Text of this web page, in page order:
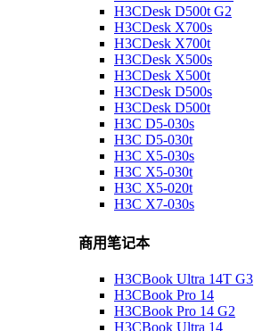
H3CDesk D500t G2
H3CDesk X700s
H3CDesk X700t
H3CDesk X500s
H3CDesk X500t
H3CDesk D500s
H3CDesk D500t
H3C D5-030s
H3C D5-030t
H3C X5-030s
H3C X5-030t
H3C X5-020t
H3C X7-030s
商用笔记本
H3CBook Ultra 14T G3
H3CBook Pro 14
H3CBook Pro 14 G2
H3CBook Ultra 14